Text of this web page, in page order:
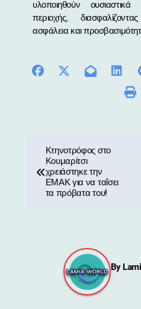
υλοποιηθούν
περιοχής,
ασφάλεια και
Κτηνοτρόφος στο
Κουμαρίτσι
χρειάστηκε την
ΕΜΑΚ για να ταΐσει
τα πρόβατα του!
By